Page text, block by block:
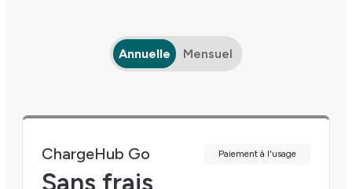
Annuelle Mensuel
ChargeHub Go Paiement à l'usage
Sans frais